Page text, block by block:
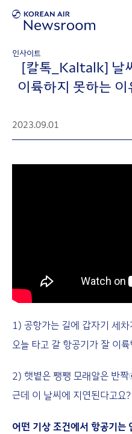
인사이트
[칼톡_Kaltalk] 날
이륙하지 못하는
2023.09.01
1) 공항가는 길에 갑자기 세차
오늘 타고 갈 항공기가 잘 이
2) 햇볕은 쨍쨍 모래알은 반짝
근데 이 날씨에 지연된다고요
어떤 기상 조건에서 항공기는